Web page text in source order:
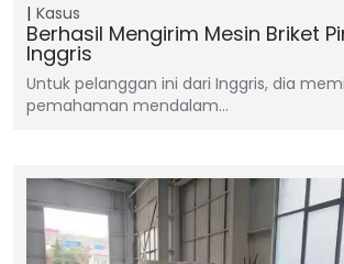
Kasus
Berhasil Mengirim Mesin Briket
Inggris
Untuk pelanggan ini dari Inggris, dia
pemahaman mendalam…